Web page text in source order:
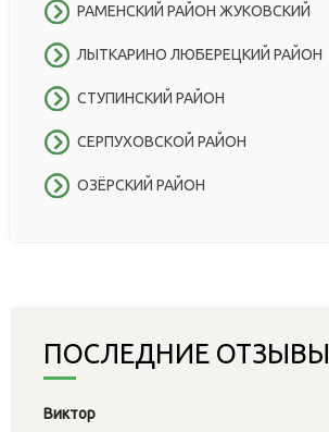
РАМЕНСКИЙ РАЙОН ЖУКОВСКИЙ
ЛЫТКАРИНО ЛЮБЕРЕЦКИЙ РАЙОН
СТУПИНСКИЙ РАЙОН
СЕРПУХОВСКОЙ РАЙОН
ОЗЁРСКИЙ РАЙОН
ПОСЛЕДНИЕ ОТЗЫВЫ
Виктор